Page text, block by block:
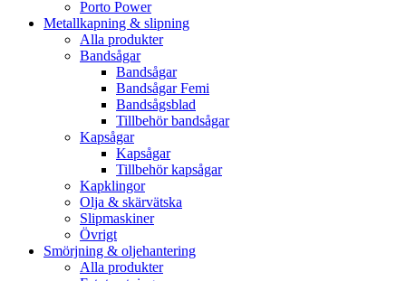
Porto Power
Metallkapning & slipning
Alla produkter
Bandsågar
Bandsågar
Bandsågar Femi
Bandsågsblad
Tillbehör bandsågar
Kapsågar
Kapsågar
Tillbehör kapsågar
Kapklingor
Olja & skärvätska
Slipmaskiner
Övrigt
Smörjning & oljehantering
Alla produkter